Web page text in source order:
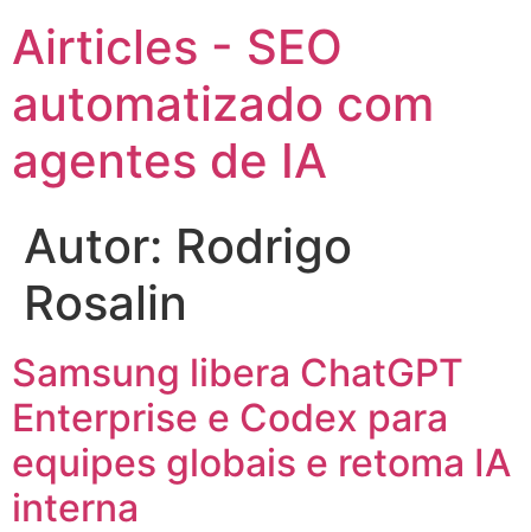
Airticles - SEO
automatizado com
agentes de IA
Autor: Rodrigo
Rosalin
Samsung libera ChatGPT
Enterprise e Codex para
equipes globais e retoma IA
interna